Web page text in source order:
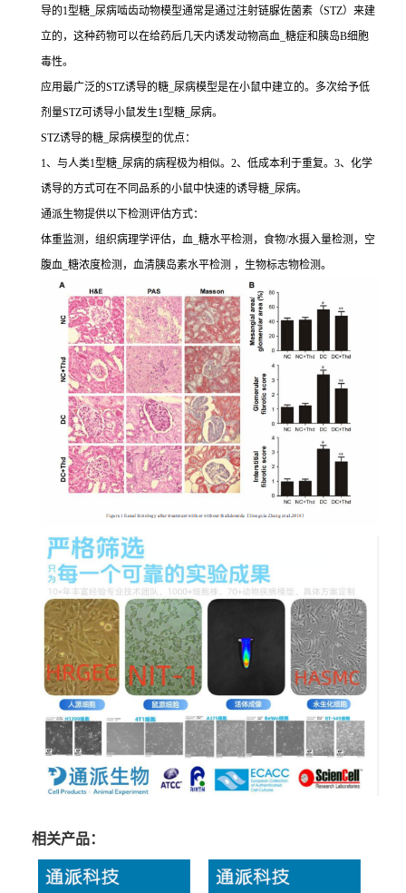
导的1型糖_尿病啮齿动物模型通常是通过注射链脲佐菌素（STZ）来建
立的，这种药物可以在给药后几天内诱发动物高血_糖症和胰岛B细胞
毒性。
应用最广泛的STZ诱导的糖_尿病模型是在小鼠中建立的。多次给予低
剂量STZ可诱导小鼠发生1型糖_尿病。
STZ诱导的糖_尿病模型的优点：
1、与人类1型糖_尿病的病程极为相似。2、低成本利于重复。3、化学
诱导的方式可在不同品系的小鼠中快速的诱导糖_尿病。
通派生物提供以下检测评估方式：
体重监测，组织病理学评估，血_糖水平检测，食物/水摄入量检测，空
腹血_糖浓度检测，血清胰岛素水平检测 ，生物标志物检测。
相关产品：